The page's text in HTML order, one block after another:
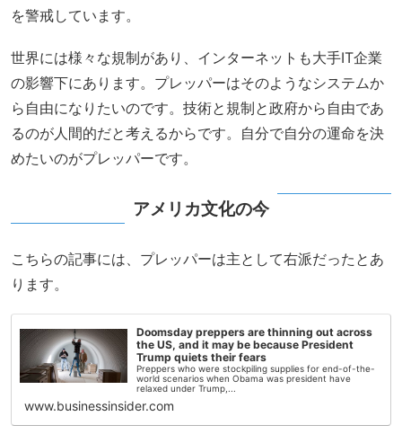
を警戒しています。
世界には様々な規制があり、インターネットも大手IT企業
の影響下にあります。プレッパーはそのようなシステムか
ら自由になりたいのです。技術と規制と政府から自由であ
るのが人間的だと考えるからです。自分で自分の運命を決
めたいのがプレッパーです。
アメリカ文化の今
こちらの記事には、プレッパーは主として右派だったとあ
ります。
Doomsday preppers are thinning out across
the US, and it may be because President
Trump quiets their fears
Preppers who were stockpiling supplies for end-of-the-
world scenarios when Obama was president have
relaxed under Trump,...
www.businessinsider.com